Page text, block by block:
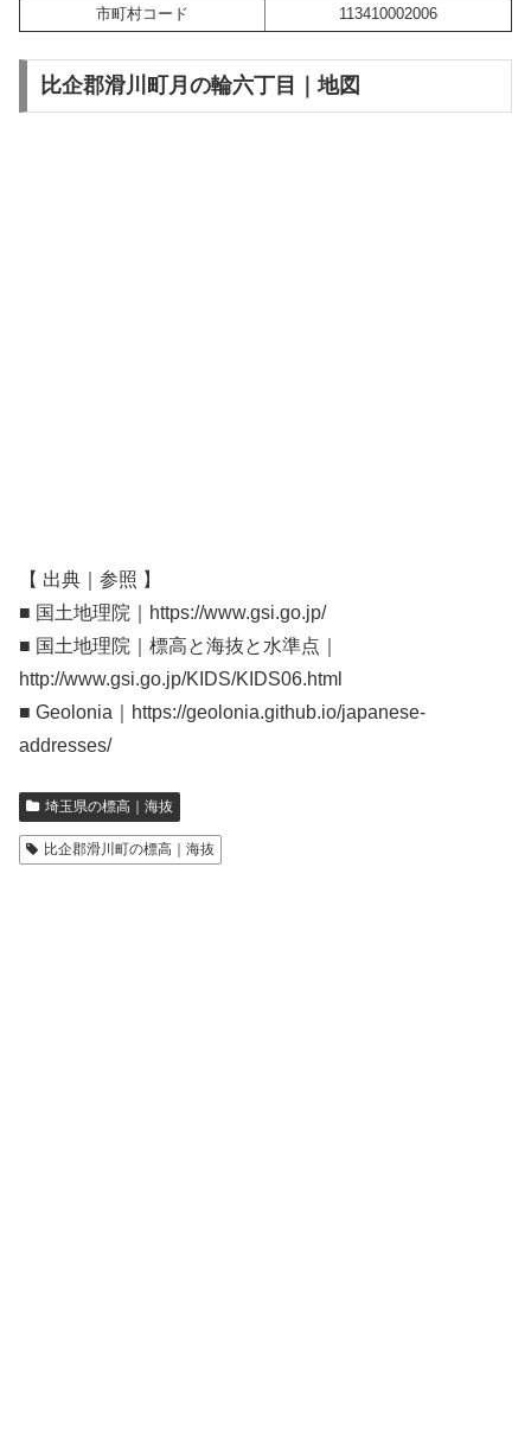
市町村コード
113410002006
比企郡滑川町月の輪六丁目｜地図
【 出典｜参照 】
■ 国土地理院｜https://www.gsi.go.jp/
■ 国土地理院｜標高と海抜と水準点｜
http://www.gsi.go.jp/KIDS/KIDS06.html
■ Geolonia｜https://geolonia.github.io/japanese-
addresses/
埼玉県の標高｜海抜
比企郡滑川町の標高｜海抜